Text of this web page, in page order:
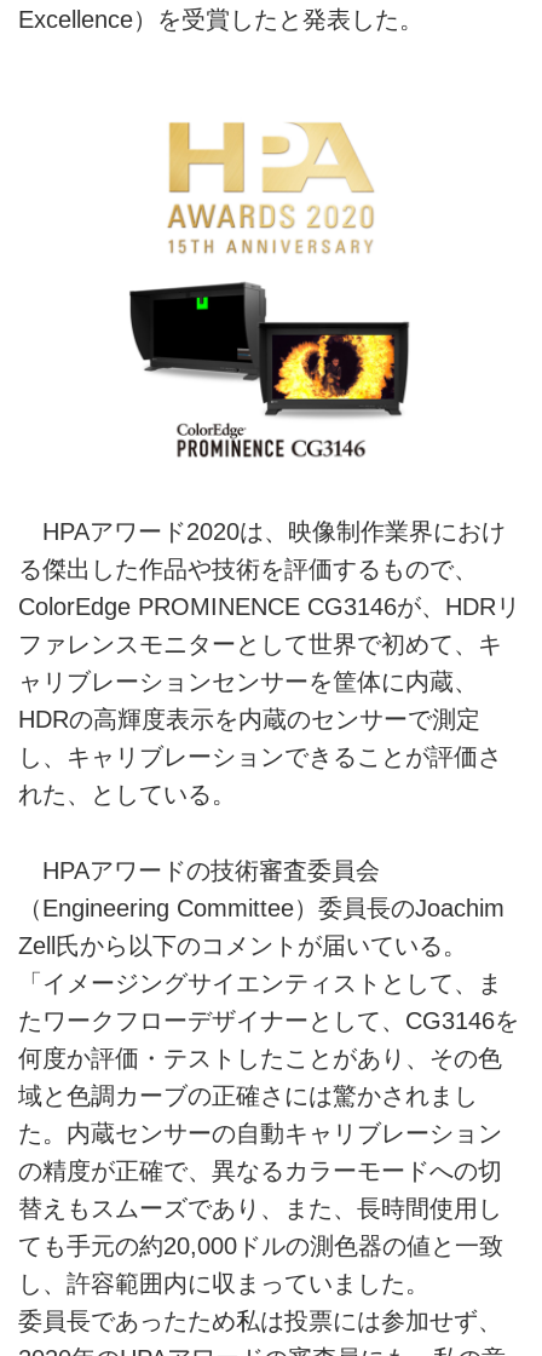
Excellence）を受賞したと発表した。
HPAアワード2020は、映像制作業界におけ
る傑出した作品や技術を評価するもので、
ColorEdge PROMINENCE CG3146が、HDRリ
ファレンスモニターとして世界で初めて、キ
ャリブレーションセンサーを筐体に内蔵、
HDRの高輝度表示を内蔵のセンサーで測定
し、キャリブレーションできることが評価さ
れた、としている。
HPAアワードの技術審査委員会
（Engineering Committee）委員長のJoachim
Zell氏から以下のコメントが届いている。
「イメージングサイエンティストとして、ま
たワークフローデザイナーとして、CG3146を
何度か評価・テストしたことがあり、その色
域と色調カーブの正確さには驚かされまし
た。内蔵センサーの自動キャリブレーション
の精度が正確で、異なるカラーモードへの切
替えもスムーズであり、また、長時間使用し
ても手元の約20,000ドルの測色器の値と一致
し、許容範囲内に収まっていました。
委員長であったため私は投票には参加せず、